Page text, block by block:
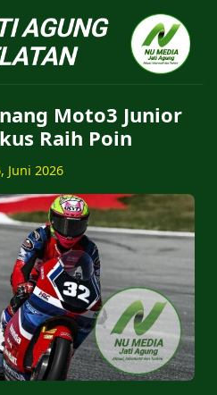
NU Jatiagung - Situs
Moto3 Junior
Raih Poin
Juni 2026